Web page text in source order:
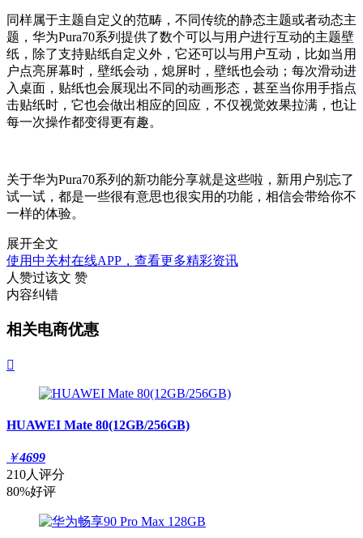
同样属于主题自定义的范畴，不同传统的静态主题或者动态主
题，华为Pura70系列提供了数个可以与用户进行互动的主题壁
纸，除了支持贴纸自定义外，它还可以与用户互动，比如当用
户点亮屏幕时，壁纸会动，熄屏时，壁纸也会动；每次滑动进
入桌面，贴纸也会展现出不同的动画形态，甚至当你用手指点
击贴纸时，它也会做出相应的回应，不仅视觉效果拉满，也让
每一次操作都变得更有趣。
关于华为Pura70系列的新功能分享就是这些啦，新用户别忘了
试一试，都是一些很有意思也很实用的功能，相信会带给你不
一样的体验。
展开全文
使用中关村在线APP，查看更多精彩资讯
人赞过该文 赞
内容纠错
相关电商优惠

HUAWEI Mate 80(12GB/256GB)
￥4699
210人评分
80%好评